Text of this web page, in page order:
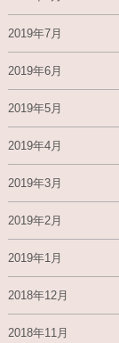
2019年7月
2019年6月
2019年5月
2019年4月
2019年3月
2019年2月
2019年1月
2018年12月
2018年11月